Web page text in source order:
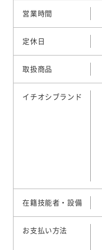
営業時間
定休日
取扱商品
イチオシブランド
在籍技能者・設備
お支払い方法